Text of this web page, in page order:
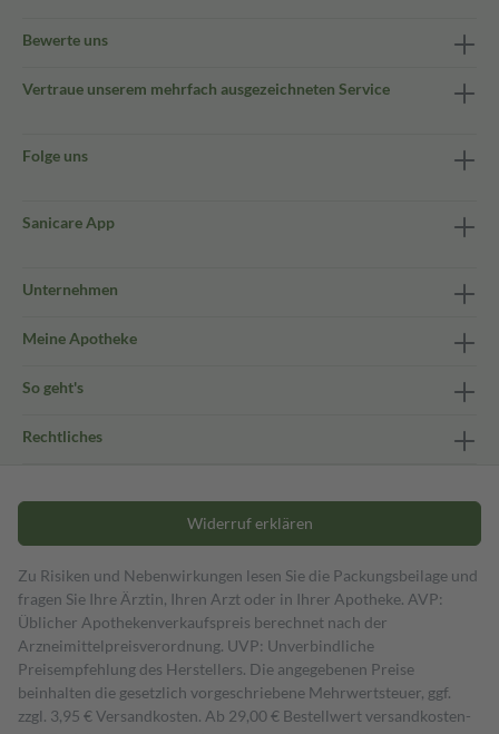
Bewerte uns
Vertraue unserem mehrfach ausgezeichneten Service
Folge uns
Sanicare App
Unternehmen
Meine Apotheke
So geht's
Rechtliches
Widerruf erklären
Zu Risiken und Nebenwirkungen lesen Sie die Packungsbeilage und
fragen Sie Ihre Ärztin, Ihren Arzt oder in Ihrer Apotheke. AVP:
Üblicher Apothekenverkaufspreis berechnet nach der
Arzneimittelpreisverordnung. UVP: Unverbindliche
Preisempfehlung des Herstellers. Die angegebenen Preise
beinhalten die gesetzlich vorgeschriebene Mehrwertsteuer, ggf.
zzgl. 3,95 € Versandkosten. Ab 29,00 € Bestell­wert versand­kosten­